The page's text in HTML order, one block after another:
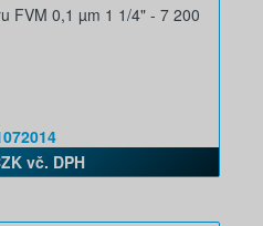
FVM 0,1 µm 1 1/4" - 7 200
vč. DPH